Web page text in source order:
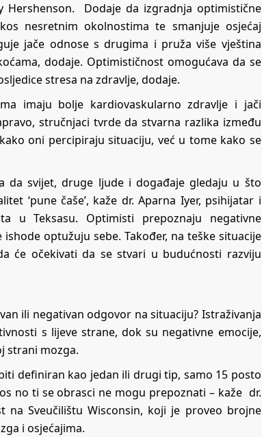
Hershenson. Dodaje da izgradnja optimistične
nesretnim okolnostima te smanjuje osjećaj
jače odnose s drugima i pruža više vještina
dodaje. Optimističnost omogućava da se
stresa na zdravlje, dodaje.
imaju bolje kardiovaskularno zdravlje i jači
stručnjaci tvrde da stvarna razlika između
oni percipiraju situaciju, već u tome kako se
da svijet, druge ljude i događaje gledaju u što
‘pune čaše’, kaže dr. Aparna Iyer, psihijatar i
u Teksasu. Optimisti prepoznaju negativne
optužuju sebe. Također, na teške situacije
će očekivati da se stvari u budućnosti razviju
ili negativan odgovor na situaciju? Istraživanja
s lijeve strane, dok su negativne emocije,
strani mozga.
definiran kao jedan ili drugi tip, samo 15 posto
no ti se obrasci ne mogu prepoznati – kaže dr.
na Sveučilištu Wisconsin, koji je proveo brojne
i osjećajima.